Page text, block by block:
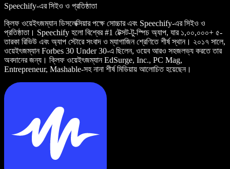
Speechify-এর সিইও ও প্রতিষ্ঠাতা
ক্লিফ ওয়েইৎজম্যান ডিসলেক্সিয়ার পক্ষে সোচ্চার এবং Speechify-এর সিইও ও
প্রতিষ্ঠাতা। Speechify হলো বিশ্বের #1 টেক্সট-টু-স্পিচ অ্যাপ, যার ১,০০,০০০+ ৫-
তারকা রিভিউ এবং অ্যাপ স্টোরে সংবাদ ও ম্যাগাজিন শ্রেণিতে শীর্ষ স্থান। ২০১৭ সালে,
ওয়েইৎজম্যান Forbes 30 Under 30-এ ছিলেন, ওয়েব আরও সহজলভ্য করতে তার
অবদানের জন্য। ক্লিফ ওয়েইৎজম্যান EdSurge, Inc., PC Mag,
Entrepreneur, Mashable-সহ নানা শীর্ষ মিডিয়ায় আলোচিত হয়েছেন।